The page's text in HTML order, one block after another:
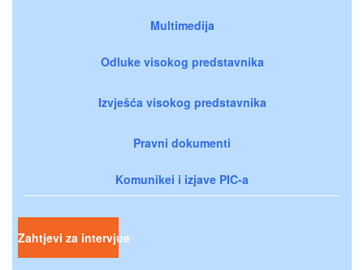
Multimedija
Odluke visokog predstavnika
Izvješća visokog predstavnika
Pravni dokumenti
Komunikei i izjave PIC-a
Zahtjevi za intervjue